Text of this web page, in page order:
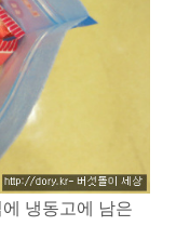
냉동고에 남은